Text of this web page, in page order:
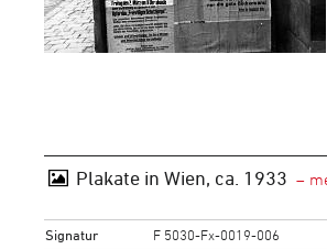
Plakate in Wien, ca. 1933
Signatur
F 5030-Fx-0019-006